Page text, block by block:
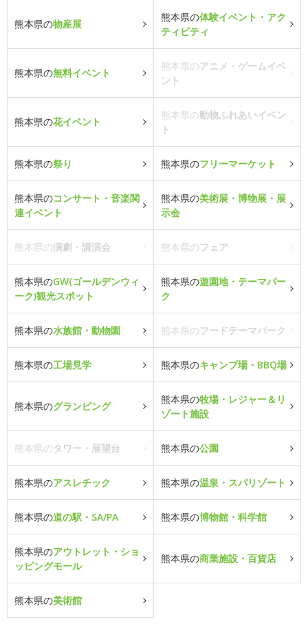
熊本県の物産展
熊本県の体験イベント・アク
ティビティ
熊本県の無料イベント
熊本県のアニメ・ゲームイベ
ント
熊本県の花イベント
熊本県の動物ふれあいイベン
ト
熊本県の祭り 熊本県のフリーマーケット
熊本県のコンサート・音楽関
連イベント
熊本県の美術展・博物展・展
示会
熊本県の演劇・講演会 熊本県のフェア
熊本県のGW(ゴールデンウィ
ーク)観光スポット
熊本県の遊園地・テーマパー
ク
熊本県の水族館・動物園 熊本県のフードテーマパーク
熊本県の工場見学 熊本県のキャンプ場・BBQ場
熊本県のグランピング
熊本県の牧場・レジャー＆リ
ゾート施設
熊本県のタワー・展望台 熊本県の公園
熊本県のアスレチック 熊本県の温泉・スパリゾート
熊本県の道の駅・SA/PA 熊本県の博物館・科学館
熊本県のアウトレット・ショ
ッピングモール
熊本県の商業施設・百貨店
熊本県の美術館